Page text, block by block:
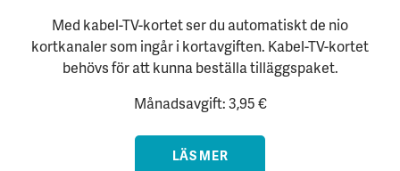
Med kabel-TV-kortet ser du automatiskt de nio
kortkanaler som ingår i kortavgiften. Kabel-TV-kortet
behövs för att kunna beställa tilläggspaket.
Månadsavgift: 3,95 €
LÄS MER